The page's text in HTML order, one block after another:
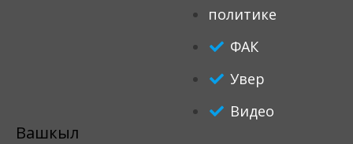
политике
ФАК
Увер
Видео
Вашкыл